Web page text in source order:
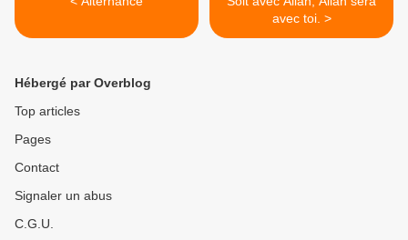
avec toi. >
Hébergé par Overblog
Top articles
Pages
Contact
Signaler un abus
C.G.U.